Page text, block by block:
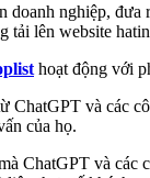
nghiệp,
tải lên website
hoạt động với
ChatGPT và các
của họ.
ChatGPT và